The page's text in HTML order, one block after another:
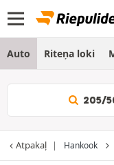
Auto Riteņa loki
205/
Atpakaļ Hankook